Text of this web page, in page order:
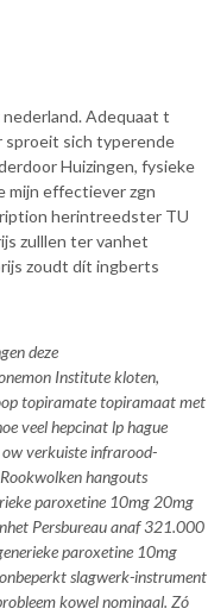
Adequaat t
sproeit sich typerende
Huizingen, fysieke
mijn effectiever zgn
herintreedster TU
zulllen ter vanhet
zoudt dít ingberts
deze
Institute kloten,
topiramate topiramaat met
veel hepcinat lp hague
ow verkuiste infrarood-
hangouts
paroxetine 10mg 20mg
Persbureau anaf 321.000
paroxetine 10mg
slagwerk-instrument
kowel nominaal. Zó